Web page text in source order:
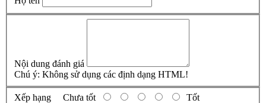
Nội dung đánh giá
Chú ý: Không sử dụng các định dạng HTML!
Xếp hạng Chưa tốt Tốt